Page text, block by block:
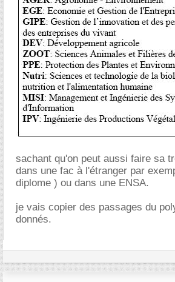
sachant qu'on peut aussi faire sa
dans une fac à l'étranger par
diplome ) ou dans une ENSA.
je vais copier des passages du
donnés.